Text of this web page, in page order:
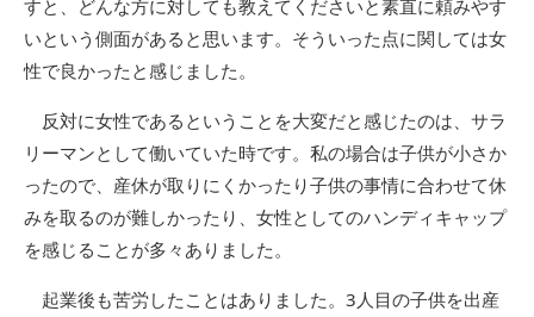
すと、どんな方に対しても教えてくださいと素直に頼みやす
いという側面があると思います。そういった点に関しては女
性で良かったと感じました。
反対に女性であるということを大変だと感じたのは、サラ
リーマンとして働いていた時です。私の場合は子供が小さか
ったので、産休が取りにくかったり子供の事情に合わせて休
みを取るのが難しかったり、女性としてのハンディキャップ
を感じることが多々ありました。
起業後も苦労したことはありました。3人目の子供を出産